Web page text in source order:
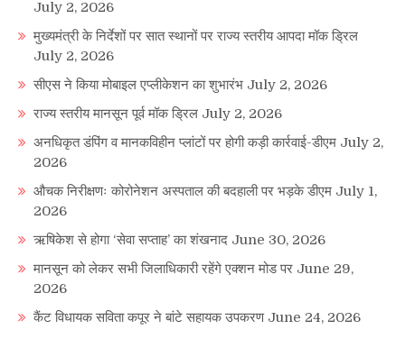
July 2, 2026
मुख्यमंत्री के निर्देशों पर सात स्थानों पर राज्य स्तरीय आपदा मॉक ड्रिल
July 2, 2026
सीएस ने किया मोबाइल एप्लीकेशन का शुभारंभ July 2, 2026
राज्य स्तरीय मानसून पूर्व मॉक ड्रिल July 2, 2026
अनधिकृत डंपिंग व मानकविहीन प्लांटों पर होगी कड़ी कार्रवाई-डीएम July 2,
2026
औचक निरीक्षणः कोरोनेशन अस्पताल की बदहाली पर भड़के डीएम July 1,
2026
ऋषिकेश से होगा ‘सेवा सप्ताह’ का शंखनाद June 30, 2026
मानसून को लेकर सभी जिलाधिकारी रहेंगे एक्शन मोड पर June 29,
2026
कैंट विधायक सविता कपूर ने बांटे सहायक उपकरण June 24, 2026